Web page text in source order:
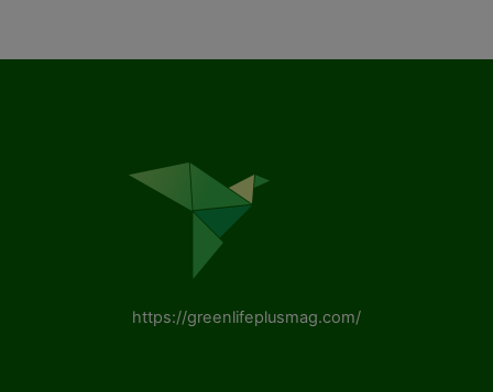
https://greenlifeplusmag.com/